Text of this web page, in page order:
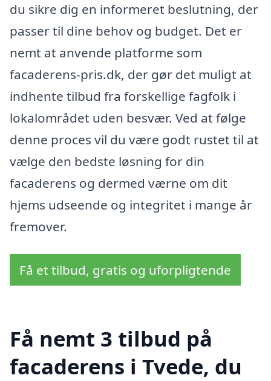
du sikre dig en informeret beslutning, der
passer til dine behov og budget. Det er
nemt at anvende platforme som
facaderens-pris.dk, der gør det muligt at
indhente tilbud fra forskellige fagfolk i
lokalområdet uden besvær. Ved at følge
denne proces vil du være godt rustet til at
vælge den bedste løsning for din
facaderens og dermed værne om dit
hjems udseende og integritet i mange år
fremover.
Få et tilbud, gratis og uforpligtende
Få nemt 3 tilbud på
facaderens i Tvede, du